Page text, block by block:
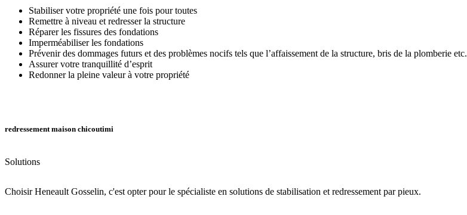
Stabiliser votre propriété une fois pour toutes
Remettre à niveau et redresser la structure
Réparer les fissures des fondations
Imperméabiliser les fondations
Prévenir des dommages futurs et des problèmes nocifs tels que l’affaissement de la structure, bris de la plomberie etc.
Assurer votre tranquillité d’esprit
Redonner la pleine valeur à votre propriété
redressement maison chicoutimi
Solutions
Choisir Heneault Gosselin, c'est opter pour le spécialiste en solutions de stabilisation et redressement par pieux.